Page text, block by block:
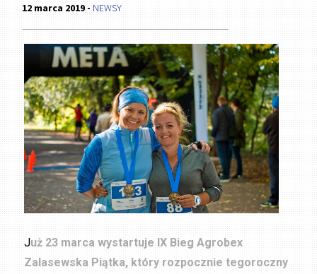
12 marca 2019 - NEWSY
Już 23 marca wystartuje IX Bieg Agrobex
Zalasewska Piątka, który rozpocznie tegoroczny